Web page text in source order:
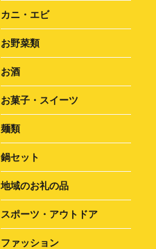
カニ・エビ
お野菜類
お酒
お菓子・スイーツ
麺類
鍋セット
地域のお礼の品
スポーツ・アウトドア
ファッション